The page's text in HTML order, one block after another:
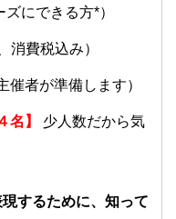
にできる方*）
消費税込み）
者が準備します）
名】
少人数だから気
するために、知って